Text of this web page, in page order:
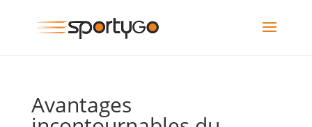
Avantages